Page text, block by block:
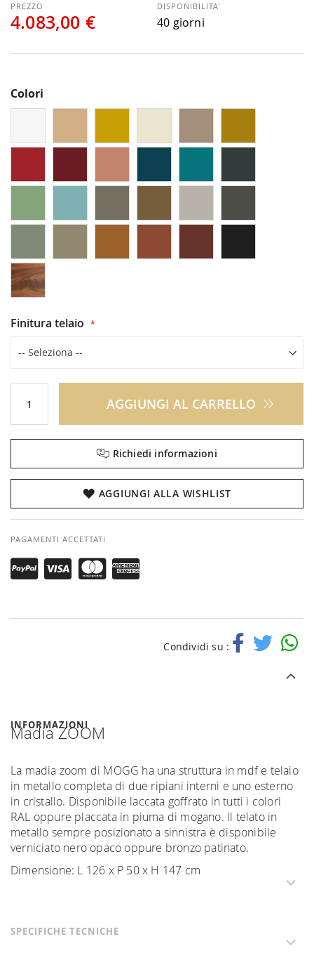
4.083,00 €
DISPONIBILITA'
40 giorni
Colori
Finitura telaio
AGGIUNGI AL CARRELLO
Richiedi informazioni
AGGIUNGI ALLA WISHLIST
PAGAMENTI ACCETTATI
Condividi su :
INFORMAZIONI
Madia ZOOM
La madia zoom di MOGG ha una struttura in mdf e telaio
in metallo completa di due ripiani interni e uno esterno
in cristallo. Disponibile laccata goffrato in tutti i colori
RAL oppure placcata in piuma di mogano. Il telato in
metallo sempre posizionato a sinnistra è disponibile
verniciato nero opaco oppure bronzo patinato.
Dimensione: L 126 x P 50 x H 147 cm
SPECIFICHE TECNICHE